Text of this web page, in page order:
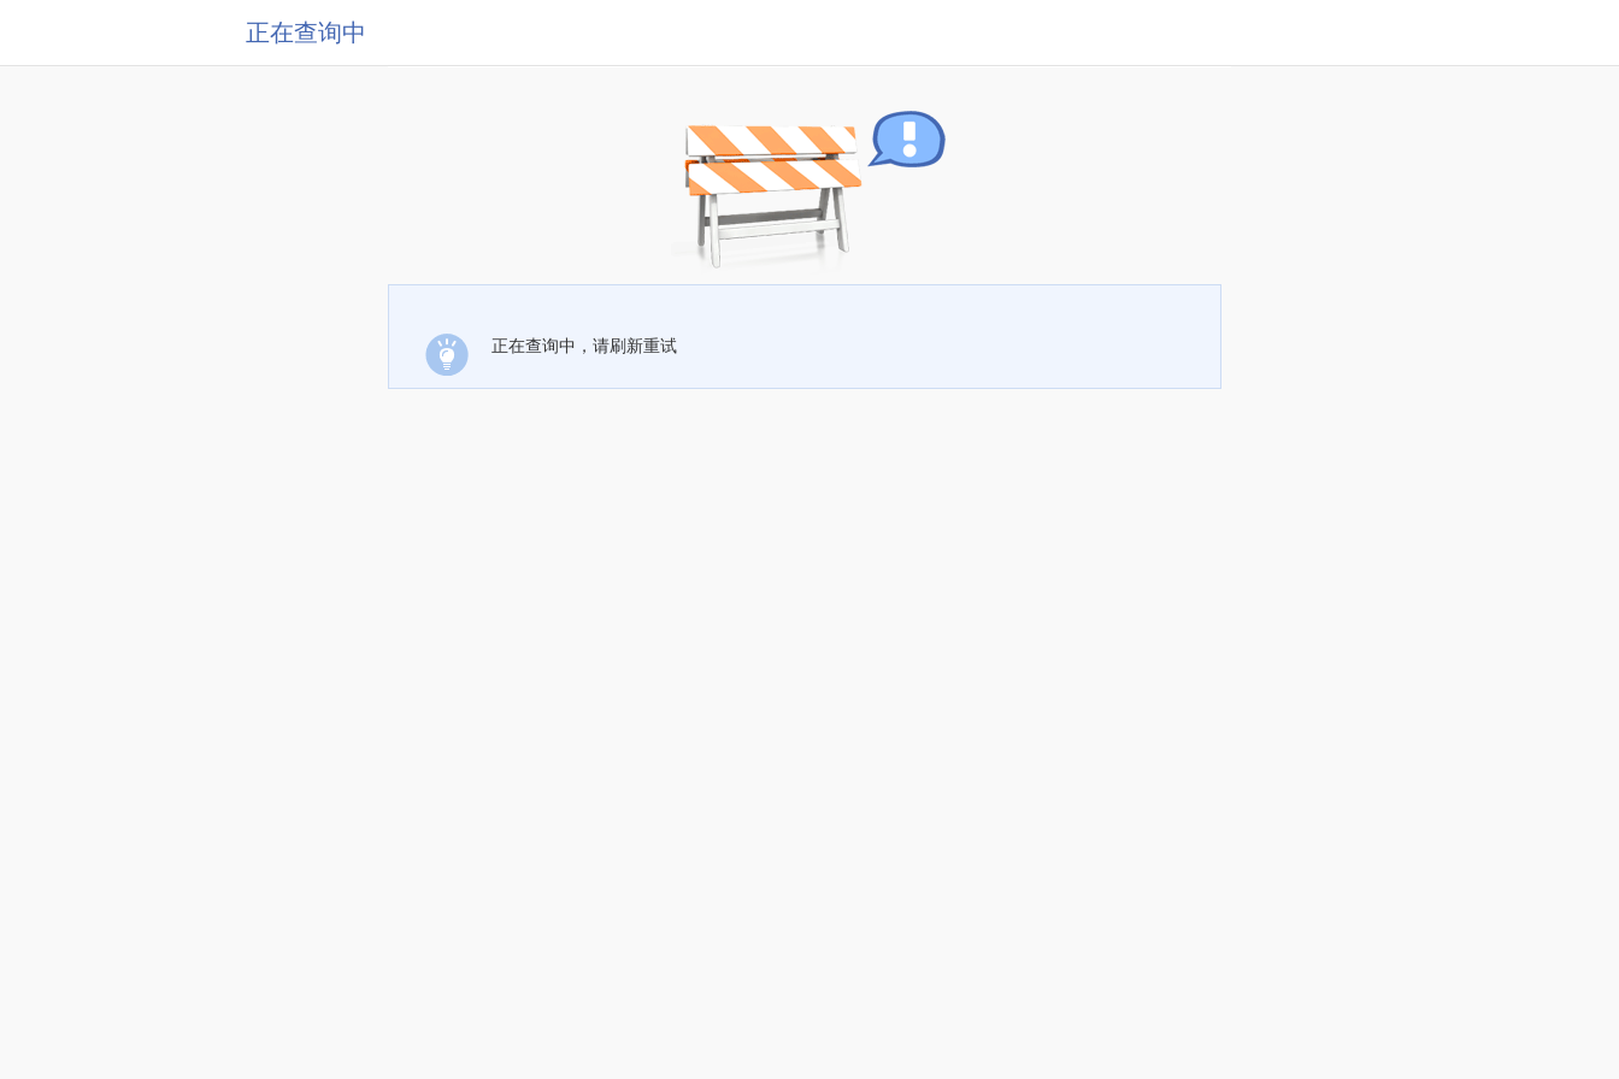
正在查询中
正在查询中，请刷新重试